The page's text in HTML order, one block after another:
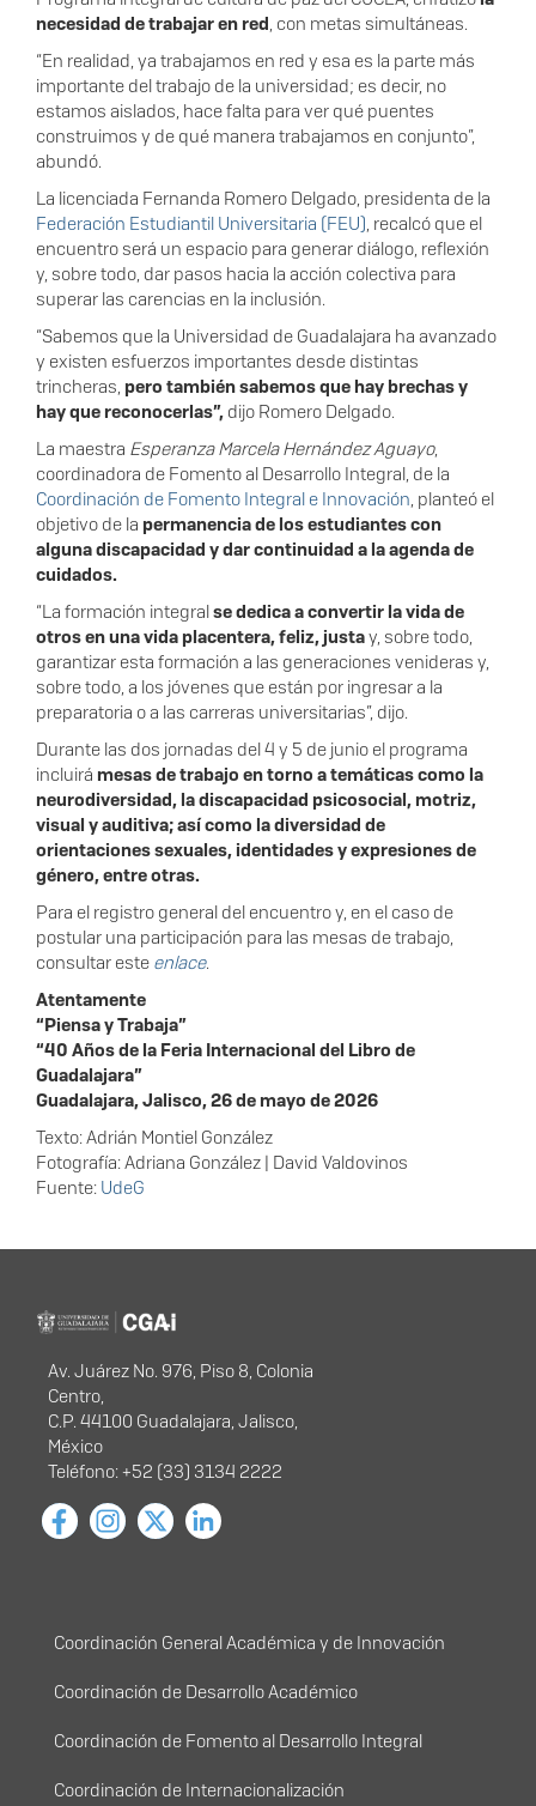
necesidad de trabajar en red, con metas simultáneas.
“En realidad, ya trabajamos en red y esa es la parte más
importante del trabajo de la universidad; es decir, no
estamos aislados, hace falta para ver qué puentes
construimos y de qué manera trabajamos en conjunto”,
abundó.
La licenciada Fernanda Romero Delgado, presidenta de la
Federación Estudiantil Universitaria (FEU), recalcó que el
encuentro será un espacio para generar diálogo, reflexión
y, sobre todo, dar pasos hacia la acción colectiva para
superar las carencias en la inclusión.
“Sabemos que la Universidad de Guadalajara ha avanzado
y existen esfuerzos importantes desde distintas
trincheras, pero también sabemos que hay brechas y
hay que reconocerlas”, dijo Romero Delgado.
La maestra Esperanza Marcela Hernández Aguayo,
coordinadora de Fomento al Desarrollo Integral, de la
Coordinación de Fomento Integral e Innovación, planteó el
objetivo de la permanencia de los estudiantes con
alguna discapacidad y dar continuidad a la agenda de
cuidados.
“La formación integralse dedica a convertir la vida de
otros en una vida placentera, feliz, justay, sobre todo,
garantizar esta formación a las generaciones venideras y,
sobre todo, a los jóvenes que están por ingresar a la
preparatoria o a las carreras universitarias”, dijo.
Durante las dos jornadas del 4 y 5 de junio el programa
incluirá mesas de trabajo en torno a temáticas como la
neurodiversidad, la discapacidad psicosocial, motriz,
visual y auditiva; así como la diversidad de
orientaciones sexuales, identidades y expresiones de
género, entre otras.
Para el registro general del encuentro y, en el caso de
postular una participación para las mesas de trabajo,
consultar este enlace.
Atentamente
“Piensa y Trabaja”
“40 Años de la Feria Internacional del Libro de
Guadalajara”
Guadalajara, Jalisco, 26 de mayo de 2026
Texto: Adrián Montiel González
Fotografía: Adriana González | David Valdovinos
Fuente: UdeG
Programa Institucional de
Información del
Av. Juárez No. 976, Piso 8, Colonia
Centro,
C.P. 44100 Guadalajara, Jalisco,
México
Teléfono: +52 (33) 3134 2222
Menú principal
Coordinación General Académica y de Innovación
Coordinación de Desarrollo Académico
Coordinación de Fomento al Desarrollo Integral
Coordinación de Internacionalización